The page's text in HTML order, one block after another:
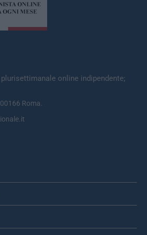
online indipendente;
Roma.